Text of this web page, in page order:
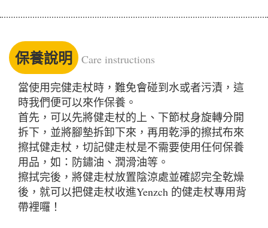
保養說明
Care instructions
當使用完健走杖時，難免會碰到水或者污漬，這
時我們便可以來作保養。
首先，可以先將健走杖的上、下節杖身旋轉分開
拆下，並將腳墊拆卸下來，再用乾淨的擦拭布來
擦拭健走杖，切記健走杖是不需要使用任何保養
用品，如：防鏽油、潤滑油等。
擦拭完後，將健走杖放置陰涼處並確認完全乾燥
後，就可以把健走杖收進Yenzch 的健走杖專用背
帶裡囉！